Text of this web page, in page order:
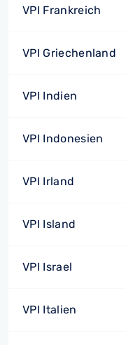
VPI Frankreich
VPI Griechenland
VPI Indien
VPI Indonesien
VPI Irland
VPI Island
VPI Israel
VPI Italien